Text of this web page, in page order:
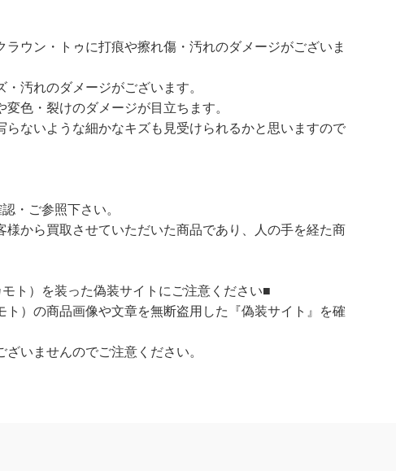
ラウン・トゥに打痕や擦れ傷・汚れのダメージがございま
汚れのダメージがございます。
色・裂けのダメージが目立ちます。
らないような細かなキズも見受けられるかと思いますので
・ご参照下さい。
から買取させていただいた商品であり、人の手を経た商
ト）を装った偽装サイトにご注意ください■
ト）の商品画像や文章を無断盗用した『偽装サイト』を確
いませんのでご注意ください。